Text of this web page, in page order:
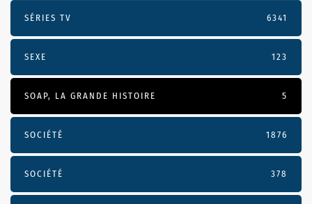
SÉRIES TV 6341
SEXE 123
SOAP, LA GRANDE HISTOIRE 5
SOCIÉTÉ 1876
SOCIÉTÉ 378